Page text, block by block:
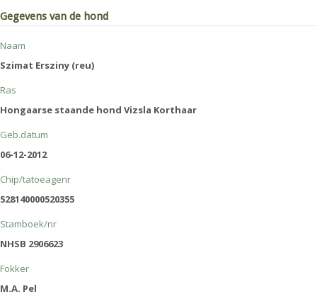
Gegevens van de hond
Naam
Szimat Ersziny (reu)
Ras
Hongaarse staande hond Vizsla Korthaar
Geb.datum
06-12-2012
Chip/tatoeagenr
528140000520355
Stamboek/nr
NHSB 2906623
Fokker
M.A. Pel